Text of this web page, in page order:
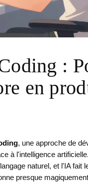
:
en
, une approche de
à l'intelligence artificielle.
naturel, et l'IA fait
presque